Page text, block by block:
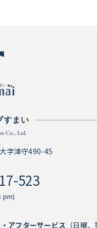
すまい
字津守490-45
523
pm)
アフターサービス （日曜